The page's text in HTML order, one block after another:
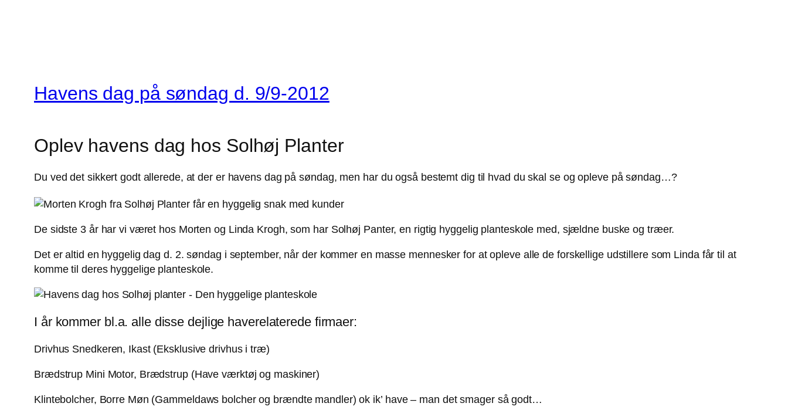
Havens dag på søndag d. 9/9-2012
Oplev havens dag hos Solhøj Planter
Du ved det sikkert godt allerede, at der er havens dag på søndag, men har du også bestemt dig til hvad du skal se og opleve på søndag…?
De sidste 3 år har vi været hos Morten og Linda Krogh, som har Solhøj Panter, en rigtig hyggelig planteskole med, sjældne buske og træer.
Det er altid en hyggelig dag d. 2. søndag i september, når der kommer en masse mennesker for at opleve alle de forskellige udstillere som Linda får til at
komme til deres hyggelige planteskole.
I år kommer bl.a. alle disse dejlige haverelaterede firmaer:
Drivhus Snedkeren, Ikast (Eksklusive drivhus i træ)
Brædstrup Mini Motor, Brædstrup (Have værktøj og maskiner)
Klintebolcher, Borre Møn (Gammeldaws bolcher og brændte mandler) ok ik’ have – man det smager så godt…